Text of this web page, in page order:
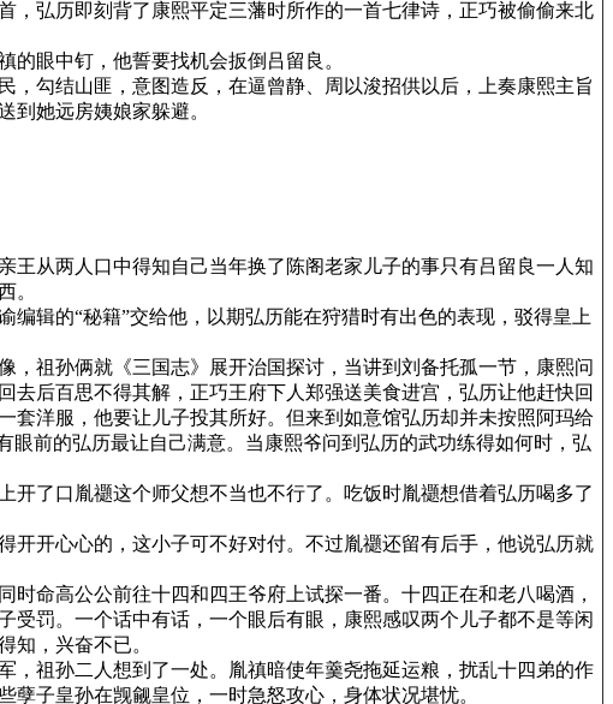
弘历即刻背了康熙平定三藩时所作的一首七律诗，正巧被偷偷来北
眼中钉，他誓要找机会扳倒吕留良。
勾结山匪，意图造反，在逼曾静、周以浚招供以后，上奏康熙主旨
到她远房姨娘家躲避。
从两人口中得知自己当年换了陈阁老家儿子的事只有吕留良一人知
。
辑的“秘籍”交给他，以期弘历能在狩猎时有出色的表现，驳得皇上
祖孙俩就《三国志》展开治国探讨，当讲到刘备托孤一节，康熙问
后百思不得其解，正巧王府下人郑强送美食进宫，弘历让他赶快回
套洋服，他要让儿子投其所好。但来到如意馆弘历却并未按照阿玛给
前的弘历最让自己满意。当康熙爷问到弘历的武功练得如何时，弘
了口胤禵这个师父想不当也不行了。吃饭时胤禵想借着弘历喝多了
开心心的，这小子可不好对付。不过胤禵还留有后手，他说弘历就
命高公公前往十四和四王爷府上试探一番。十四正在和老八喝酒，
罚。一个话中有话，一个眼后有眼，康熙感叹两个儿子都不是等闲
知，兴奋不已。
祖孙二人想到了一处。胤禛暗使年羹尧拖延运粮，扰乱十四弟的作
子皇孙在觊觎皇位，一时急怒攻心，身体状况堪忧。